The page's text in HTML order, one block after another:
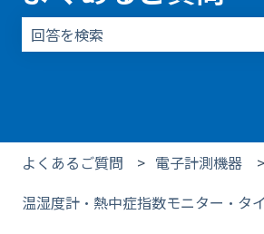
よくあるご質問
電子計測機器
温湿度計・熱中症指数モニター・タ